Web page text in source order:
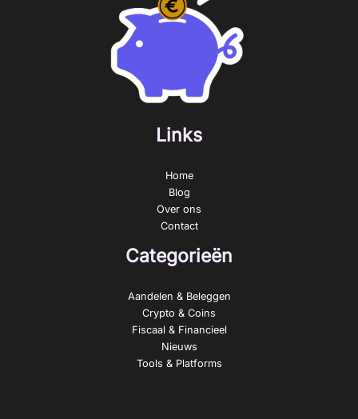
Links
Home
Blog
Over ons
Contact
Categorieën
Aandelen & Beleggen
Crypto & Coins
Fiscaal & Financieel
Nieuws
Tools & Platforms